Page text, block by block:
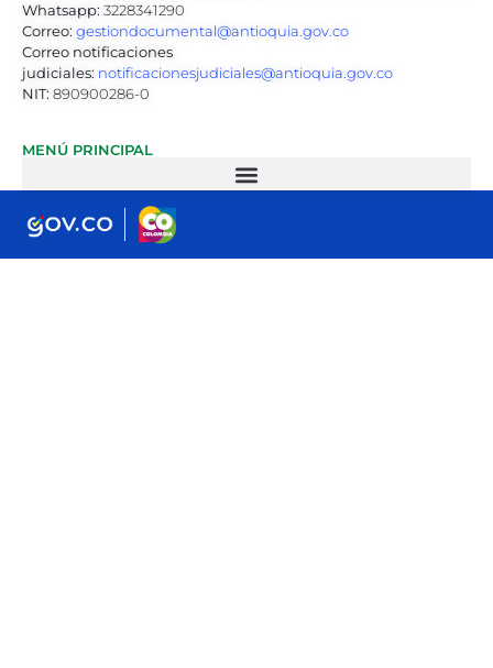
Whatsapp: 3228341290
Correo: gestiondocumental@antioquia.gov.co
Correo notificaciones
judiciales: notificacionesjudiciales@antioquia.gov.co
NIT: 890900286-0
MENÚ PRINCIPAL